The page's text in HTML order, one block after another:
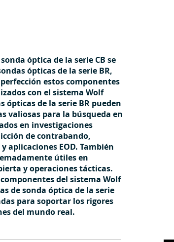
óptica de la serie CB se
ópticas de la serie BR,
estos componentes
con el sistema Wolf
ópticas de la serie BR pueden
valiosas para la búsqueda en
en investigaciones
de contrabando,
aplicaciones EOD. También
útiles en
y operaciones tácticas.
del sistema Wolf
de sonda óptica de la serie
para soportar los rigores
del mundo real.